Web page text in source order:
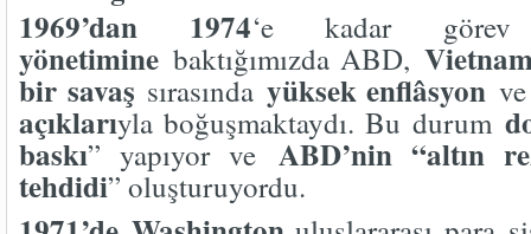
1969’dan 1974‘e kadar
yönetimine baktığımızda ABD,
bir savaş sırasında yüksek enflâsyon
açıklarıyla boğuşmaktaydı. Bu durum
baskı” yapıyor ve ABD’nin “altın
tehdidi” oluşturuyordu.